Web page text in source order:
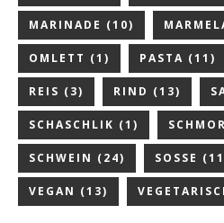
MARINADE (10)
OMLETT (1) PASTA (11)
REIS (3) RIND (13)
SCHASCHLIK (1)
SCHWEIN (24) SOSSE
VEGAN (13)